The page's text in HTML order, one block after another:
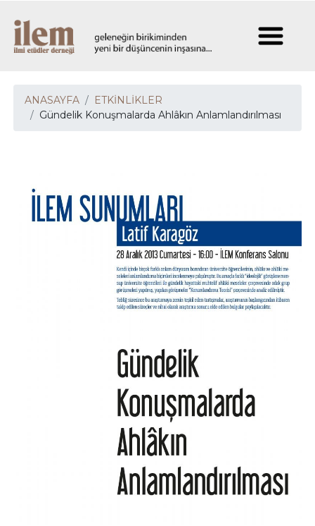
ANASAYFA
ETKİNLİKLER
Gündelik Konuşmalarda Ahlâkın Anlamlandırılması